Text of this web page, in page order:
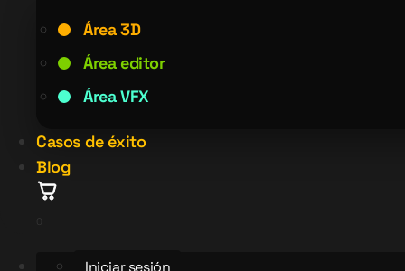
Área 3D
Área editor
Área VFX
Casos de éxito
Blog
Iniciar sesión